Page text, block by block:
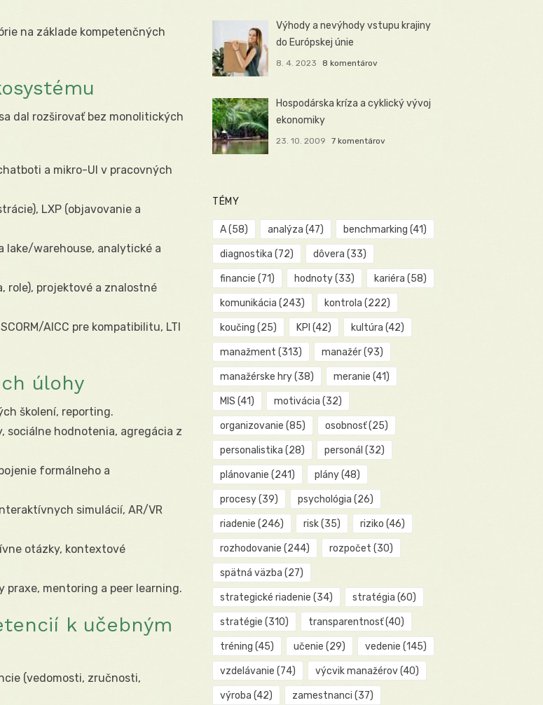
na základe kompetenčných
dal rozširovať bez monolitických
a mikro-UI v pracovných
LXP (objavovanie a
lake/warehouse, analytické a
role), projektové a znalostné
AICC pre kompatibilitu, LTI
úlohy
školení, reporting.
sociálne hodnotenia, agregácia z
formálneho a
simulácií, AR/VR
otázky, kontextové
praxe, mentoring a peer learning.
k učebným
(vedomosti, zručnosti,
Výhody a nevýhody vstupu krajiny
do Európskej únie
8. 4. 2023 8 komentárov
Hospodárska kríza a cyklický vývoj
ekonomiky
23. 10. 2009 7 komentárov
TÉMY
A(58) analýza (47) benchmarking (41)
diagnostika (72) dôvera (33)
financie (71) hodnoty(33) kariéra (58)
komunikácia (243) kontrola (222)
koučing (25) KPI (42) kultúra (42)
manažment (313) manažér(93)
manažérske hry(38) meranie (41)
MIS (41) motivácia (32)
organizovanie (85) osobnosť(25)
personalistika (28) personál (32)
plánovanie (241) plány(48)
procesy(39) psychológia (26)
riadenie (246) risk(35) riziko (46)
rozhodovanie (244) rozpočet (30)
spätná väzba (27)
strategické riadenie (34) stratégia (60)
stratégie (310) transparentnosť(40)
tréning (45) učenie (29) vedenie (145)
vzdelávanie (74) výcvik manažérov(40)
výroba (42) zamestnanci (37)